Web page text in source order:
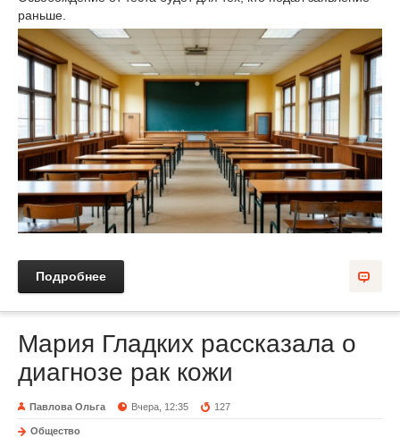
раньше.
Подробнее
Мария Гладких рассказала о
диагнозе рак кожи
Павлова Ольга Вчера, 12:35 127
Общество